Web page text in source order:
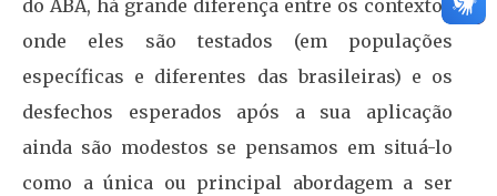
do ABA, há grande diferença entre os contextos
onde eles são testados (em populações
específicas e diferentes das brasileiras) e os
desfechos esperados após a sua aplicação
ainda são modestos se pensamos em situá-lo
como a única ou principal abordagem a ser